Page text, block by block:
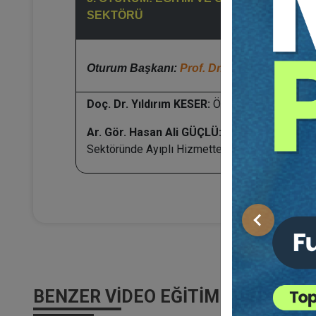
Önceki
SEKTÖRÜ
Oturum Başkanı: Prof. Dr. Cevdet YAVUZ
Doç. Dr. Yıldırım KESER: Özel Okul Fiyatları
Ar. Gör. Hasan Ali GÜÇLÜ:
Sektöründe Ayıplı Hizmetten Doğan
BENZER VIDEO EĞITIMLER